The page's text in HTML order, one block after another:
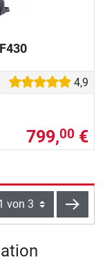
4,9
799,00 €